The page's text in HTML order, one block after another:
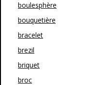
boulesphère
bouquetière
bracelet
brezil
briquet
broc